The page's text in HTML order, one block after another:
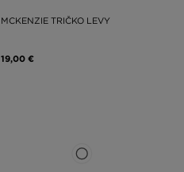
MCKENZIE TRIČKO LEVY
19,00 €